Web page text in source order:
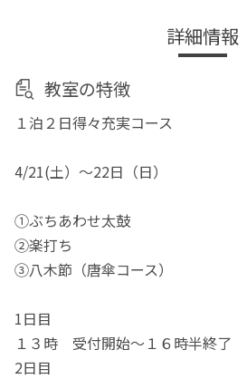
詳細情報
教室の特徴
１泊２日得々充実コース
4/21(土）～22日（日）
①ぶちあわせ太鼓
②楽打ち
③八木節（唐傘コース）
1日目
１３時 受付開始～１６時半終了
2日目